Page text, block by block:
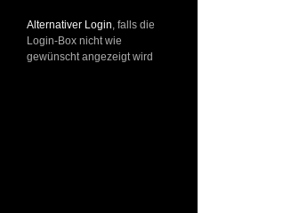
Alternativer Login , falls die
Login-Box nicht wie
gewünscht angezeigt wird